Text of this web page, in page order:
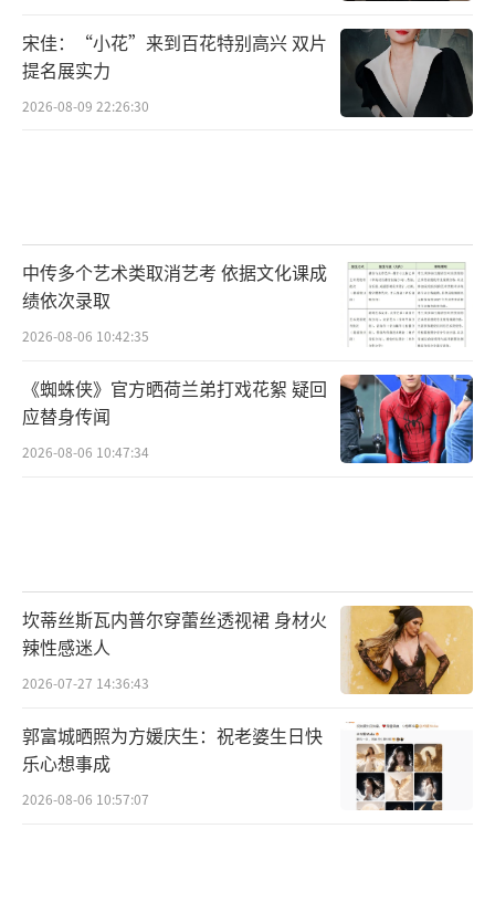
宋佳：“小花”来到百花特别高兴 双片
提名展实力
2026-08-09 22:26:30
中传多个艺术类取消艺考 依据文化课成
绩依次录取
2026-08-06 10:42:35
《蜘蛛侠》官方晒荷兰弟打戏花絮 疑回
应替身传闻
2026-08-06 10:47:34
坎蒂丝斯瓦内普尔穿蕾丝透视裙 身材火
辣性感迷人
2026-07-27 14:36:43
郭富城晒照为方媛庆生：祝老婆生日快
乐心想事成
2026-08-06 10:57:07